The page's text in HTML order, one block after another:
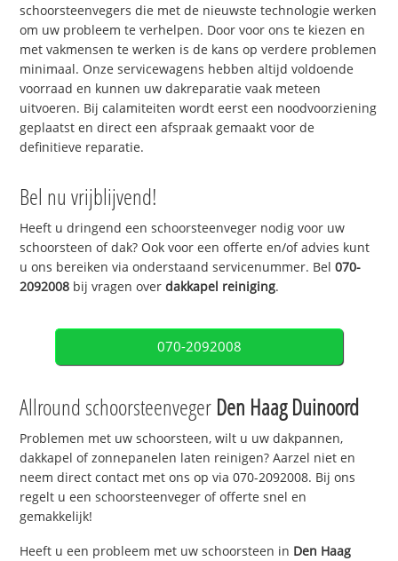
schoorsteenvegers die met de nieuwste technologie werken
om uw probleem te verhelpen. Door voor ons te kiezen en
met vakmensen te werken is de kans op verdere problemen
minimaal. Onze servicewagens hebben altijd voldoende
voorraad en kunnen uw dakreparatie vaak meteen
uitvoeren. Bij calamiteiten wordt eerst een noodvoorziening
geplaatst en direct een afspraak gemaakt voor de
definitieve reparatie.
Bel nu vrijblijvend!
Heeft u dringend een schoorsteenveger nodig voor uw
schoorsteen of dak? Ook voor een offerte en/of advies kunt
u ons bereiken via onderstaand servicenummer. Bel070-
2092008 bij vragen overdakkapel reiniging.
070-2092008
Allround schoorsteenveger Den Haag Duinoord
Problemen met uw schoorsteen, wilt u uw dakpannen,
dakkapel of zonnepanelen laten reinigen? Aarzel niet en
neem direct contact met ons op via 070-2092008. Bij ons
regelt u een schoorsteenveger of offerte snel en
gemakkelijk!
Heeft u een probleem met uw schoorsteen in Den Haag